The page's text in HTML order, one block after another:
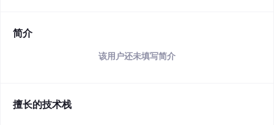
简介
该用户还未填写简介
擅长的技术栈